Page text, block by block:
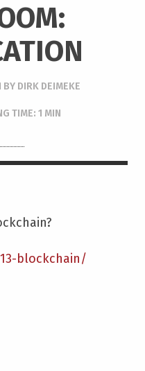
BY DIRK DEIMEKE
TIME: 1 MIN
blockchain/